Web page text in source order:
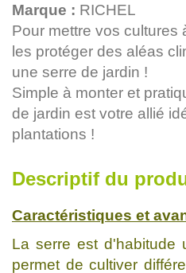
Marque : RICHEL
Pour mettre vos cultures
les protéger des aléas
une serre de jardin !
Simple à monter et
de jardin est votre allié
plantations !
Descriptif du
Caractéristiques et
La serre est d'habitude
permet de cultiver